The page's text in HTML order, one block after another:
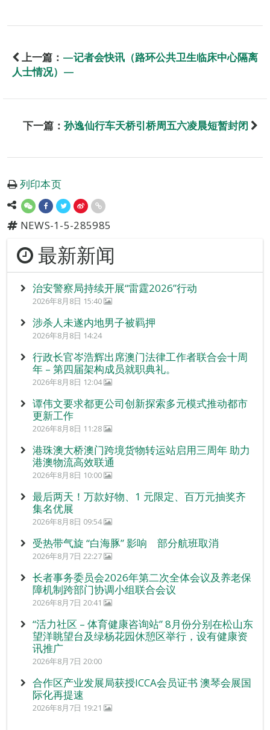
上一篇： —记者会快讯（路环公共卫生临床中心隔离
人士情况）—
下一篇： 孙逸仙行车天桥引桥周五六凌晨短暂封闭
列印本页
NEWS-1-5-285985
最新新闻
治安警察局持续开展“雷霆2026”行动
2026年8月8日 15:40
涉杀人未遂内地男子被羁押
2026年8月8日 14:24
行政长官岑浩辉出席澳门法律工作者联合会十周
年 – 第四届架构成员就职典礼。
2026年8月8日 12:04
谭伟文要求都更公司创新探索多元模式推动都市
更新工作
2026年8月8日 11:28
港珠澳大桥澳门跨境货物转运站启用三周年 助力
港澳物流高效联通
2026年8月8日 10:00
最后两天！万款好物、1 元限定、百万元抽奖齐
集名优展
2026年8月8日 09:54
受热带气旋 “白海豚” 影响 部分航班取消
2026年8月7日 22:27
长者事务委员会2026年第二次全体会议及养老保
障机制跨部门协调小组联合会议
2026年8月7日 20:41
“活力社区 – 体育健康咨询站” 8月份分别在松山东
望洋眺望台及绿杨花园休憩区举行，设有健康资
讯推广
2026年8月7日 20:00
合作区产业发展局获授ICCA会员证书 澳琴会展国
际化再提速
2026年8月7日 19:21